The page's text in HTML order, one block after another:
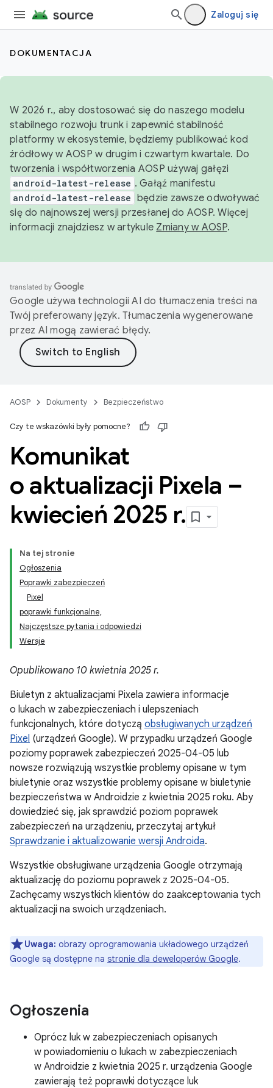
Zaloguj się
DOKUMENTACJA
W 2026 r., aby dostosować się do naszego modelu
stabilnego rozwoju trunk i zapewnić stabilność
platformy w ekosystemie, będziemy publikować kod
źródłowy w AOSP w drugim i czwartym kwartale. Do
tworzenia i współtworzenia AOSP używaj gałęzi
android-latest-release . Gałąź manifestu
android-latest-release będzie zawsze odwoływać
się do najnowszej wersji przesłanej do AOSP. Więcej
informacji znajdziesz w artykule Zmiany w AOSP.
Google używa technologii AI do tłumaczenia treści na
Twój preferowany język. Tłumaczenia wygenerowane
przez AI mogą zawierać błędy.
AOSP Dokumenty Bezpieczeństwo
Czy te wskazówki były pomocne?
Komunikat
o aktualizacji Pixela –
kwiecień 2025 r.
Na tej stronie
Ogłoszenia
Poprawki zabezpieczeń
Pixel
poprawki funkcjonalne,
Najczęstsze pytania i odpowiedzi
Wersje
Opublikowano 10 kwietnia 2025 r.
Biuletyn z aktualizacjami Pixela zawiera informacje
o lukach w zabezpieczeniach i ulepszeniach
funkcjonalnych, które dotyczą obsługiwanych urządzeń
Pixel (urządzeń Google). W przypadku urządzeń Google
poziomy poprawek zabezpieczeń 2025-04-05 lub
nowsze rozwiązują wszystkie problemy opisane w tym
biuletynie oraz wszystkie problemy opisane w biuletynie
bezpieczeństwa w Androidzie z kwietnia 2025 roku. Aby
dowiedzieć się, jak sprawdzić poziom poprawek
zabezpieczeń na urządzeniu, przeczytaj artykuł
Sprawdzanie i aktualizowanie wersji Androida.
Wszystkie obsługiwane urządzenia Google otrzymają
aktualizację do poziomu poprawek z 2025-04-05.
Zachęcamy wszystkich klientów do zaakceptowania tych
aktualizacji na swoich urządzeniach.
Uwaga: obrazy oprogramowania układowego urządzeń
Google są dostępne na stronie dla deweloperów Google.
Ogłoszenia
Oprócz luk w zabezpieczeniach opisanych
w powiadomieniu o lukach w zabezpieczeniach
w Androidzie z kwietnia 2025 r. urządzenia Google
zawierają też poprawki dotyczące luk